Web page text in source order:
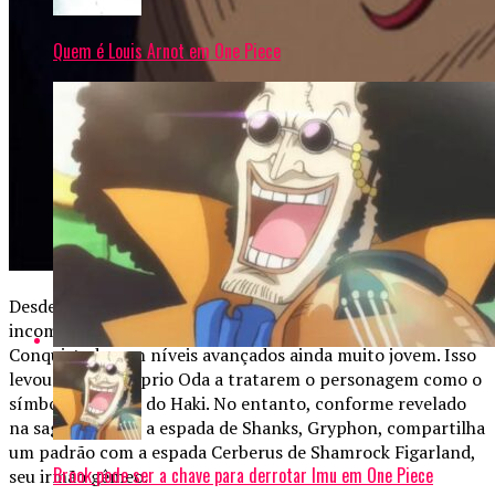
Desde o primeiro capítulo, Shanks demonstrou habilidade
incomum com Haki, chegando a usar o Haki do
Conquistador em níveis avançados ainda muito jovem. Isso
levou fãs e o próprio Oda a tratarem o personagem como o
símbolo máximo do Haki. No entanto, conforme revelado
na saga de Elbaf, a espada de Shanks, Gryphon, compartilha
um padrão com a espada Cerberus de Shamrock Figarland,
seu irmão gêmeo.
Quem é Louis Arnot em One Piece
Brook pode ser a chave para derrotar Imu em One Piece